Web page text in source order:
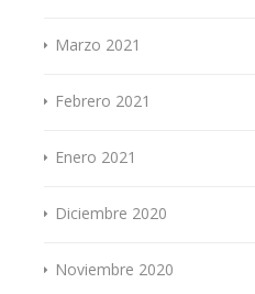
Marzo 2021
Febrero 2021
Enero 2021
Diciembre 2020
Noviembre 2020